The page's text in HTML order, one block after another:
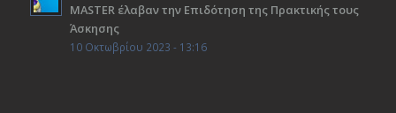
ΜΑSTER έλαβαν την Επιδότηση της Πρακτικής τους
Άσκησης
10 Οκτωβρίου 2023 - 13:16